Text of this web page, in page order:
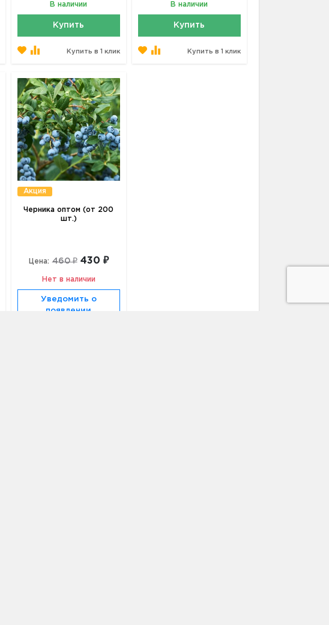
В наличии
Купить
Купить в 1 клик
В наличии
Купить
Купить в 1 клик
Акция
Черника оптом (от 200
шт.)
Цена: 460 ₽ 430 ₽
Нет в наличии
Уведомить о
появлении